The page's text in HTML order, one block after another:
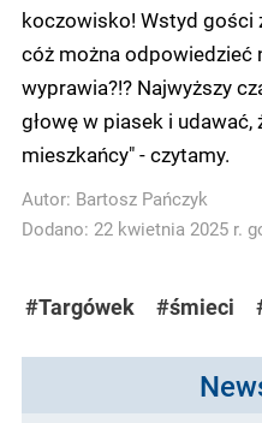
koczowisko! Wstyd gości
cóż można odpowiedzieć
wyprawia?!? Najwyższy
głowę w piasek i
mieszkańcy" - czytamy.
Autor: Bartosz Pańczyk
Dodano: 22 kwietnia 2025 r.
#Targówek #śmieci